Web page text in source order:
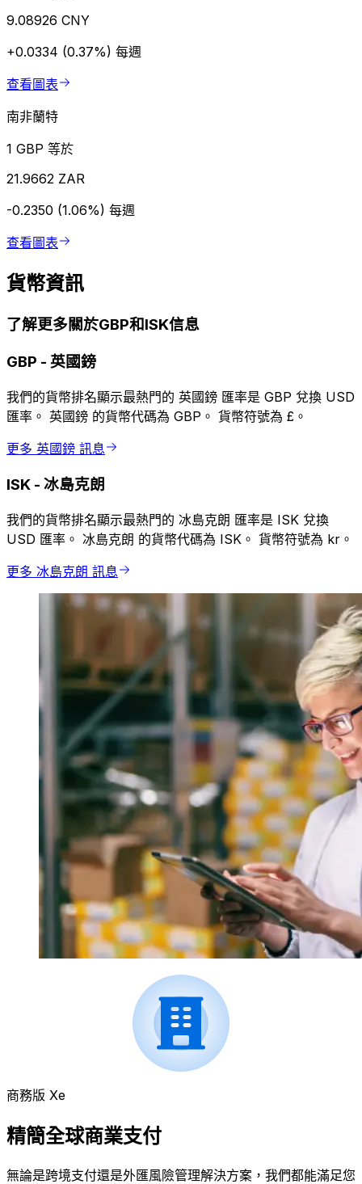
9.08926 CNY
+0.0334 (0.37%) 每週
查看圖表
南非蘭特
1 GBP 等於
21.9662 ZAR
-0.2350 (1.06%) 每週
查看圖表
貨幣資訊
了解更多關於GBP和ISK信息
GBP - 英國鎊
我們的貨幣排名顯示最熱門的 英國鎊 匯率是 GBP 兌換 USD
匯率。 英國鎊 的貨幣代碼為 GBP。 貨幣符號為 £。
更多 英國鎊 訊息
ISK - 冰島克朗
我們的貨幣排名顯示最熱門的 冰島克朗 匯率是 ISK 兌換
USD 匯率。 冰島克朗 的貨幣代碼為 ISK。 貨幣符號為 kr。
更多 冰島克朗 訊息
商務版 Xe
精簡全球商業支付
無論是跨境支付還是外匯風險管理解決方案，我們都能滿足您